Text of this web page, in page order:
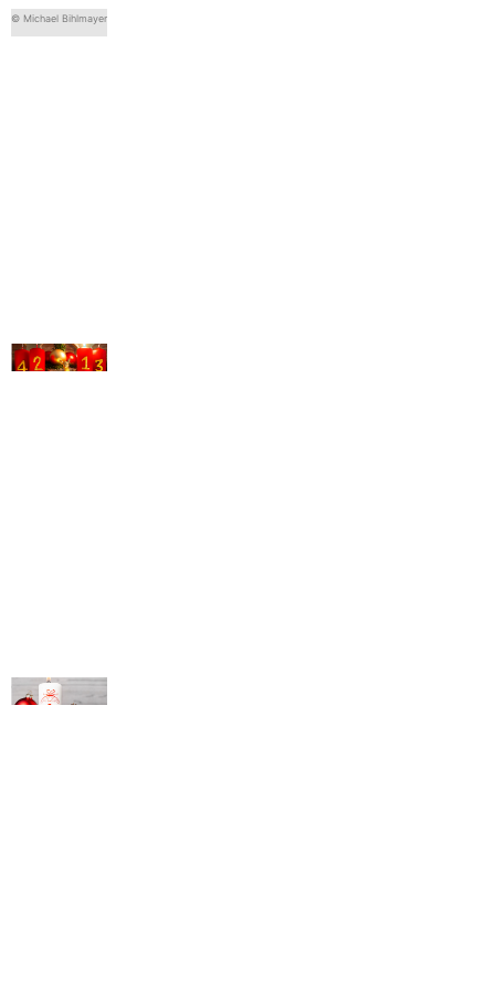
© Michael Bihlmayer
© Michael Bihlmayer
© Michael Bihlmayer